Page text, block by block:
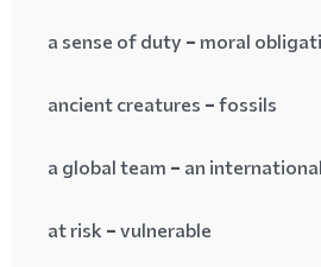
a sense of duty = moral
ancient creatures = fossils
a global team = an
at risk = vulnerable